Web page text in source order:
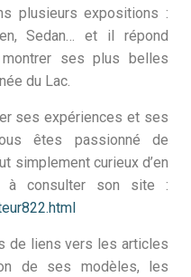
plusieurs expositions :
Sedan… et il répond
ses plus belles
du Lac.
ses expériences et ses
êtes passionné de
simplement curieux d’en
à consulter son site :
de liens vers les articles
de ses modèles, les